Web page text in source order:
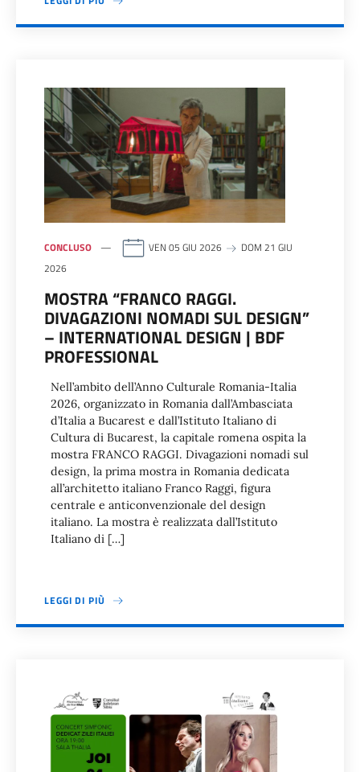
CONCLUSO VEN 05 GIU 2026
DOM 21 GIU
2026
MOSTRA “FRANCO RAGGI.
DIVAGAZIONI NOMADI SUL DESIGN”
– INTERNATIONAL DESIGN | BDF
PROFESSIONAL
Nell’ambito dell’Anno Culturale Romania-Italia
2026, organizzato in Romania dall’Ambasciata
d’Italia a Bucarest e dall’Istituto Italiano di
Cultura di Bucarest, la capitale romena ospita la
mostra FRANCO RAGGI. Divagazioni nomadi sul
design, la prima mostra in Romania dedicata
all’architetto italiano Franco Raggi, figura
centrale e anticonvenzionale del design
italiano. La mostra è realizzata dall’Istituto
Italiano di […]
LEGGI DI PIÙ